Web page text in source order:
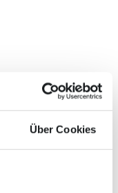
Über Cookies